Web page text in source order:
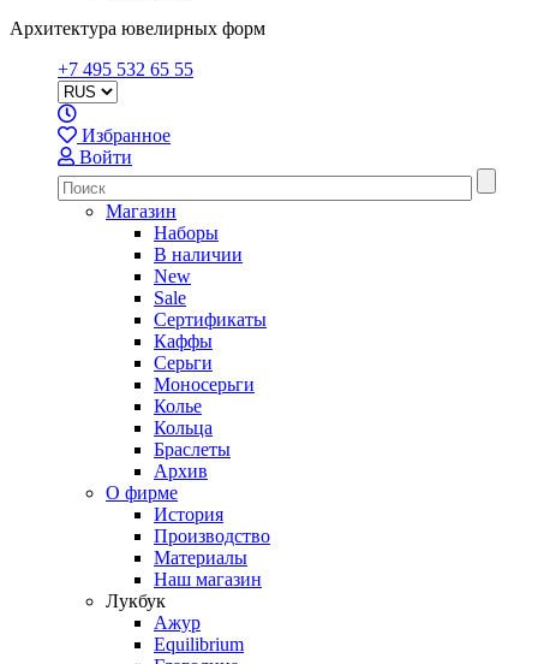
Архитектура ювелирных форм
+7 495 532 65 55
Избранное
Войти
Магазин
Наборы
В наличии
New
Sale
Сертификаты
Каффы
Серьги
Моносерьги
Колье
Кольца
Браслеты
Архив
О фирме
История
Производство
Материалы
Наш магазин
Лукбук
Ажур
Equilibrium